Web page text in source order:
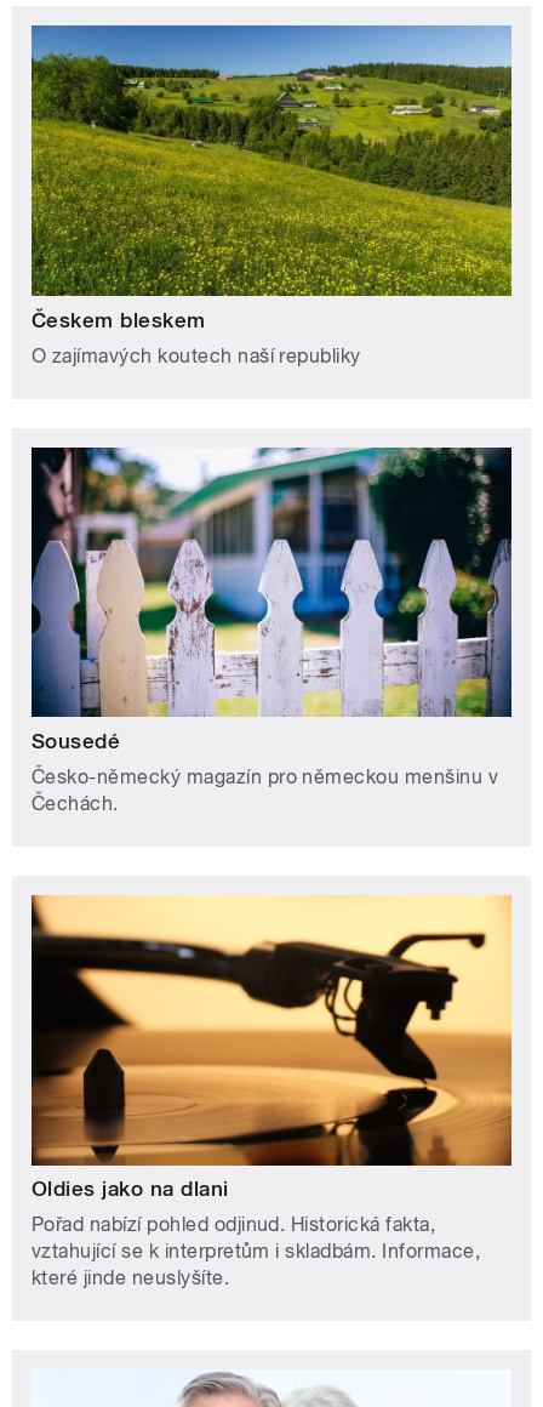
Českem bleskem
O zajímavých koutech naší republiky
Sousedé
Česko-německý magazín pro německou menšinu v
Čechách.
Oldies jako na dlani
Pořad nabízí pohled odjinud. Historická fakta,
vztahující se k interpretům i skladbám. Informace,
které jinde neuslyšíte.